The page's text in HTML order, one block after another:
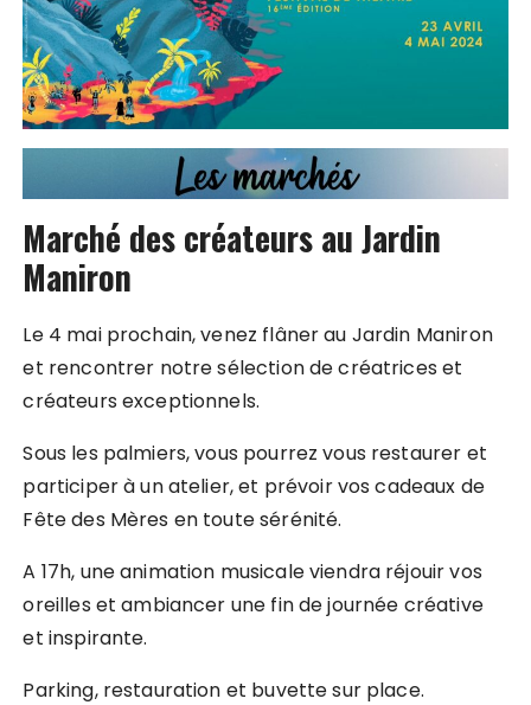
Marché des créateurs au Jardin
Maniron
Le 4 mai prochain, venez flâner au Jardin Maniron
et rencontrer notre sélection de créatrices et
créateurs exceptionnels.
Sous les palmiers, vous pourrez vous restaurer et
participer à un atelier, et prévoir vos cadeaux de
Fête des Mères en toute sérénité.
A 17h, une animation musicale viendra réjouir vos
oreilles et ambiancer une fin de journée créative
et inspirante.
Parking, restauration et buvette sur place.